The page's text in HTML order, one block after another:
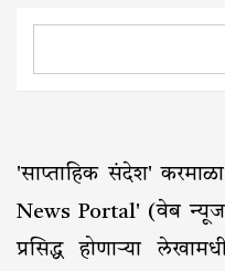
'साप्ताहिक संदेश'
News Portal' (वेब न्यूज
प्रसिद्ध होणाऱ्या